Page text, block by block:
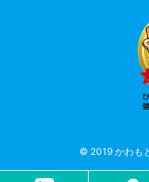
© 2019 かわも